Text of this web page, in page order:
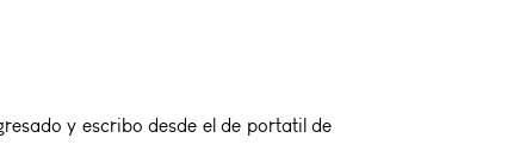
y escribo desde el de portatil de